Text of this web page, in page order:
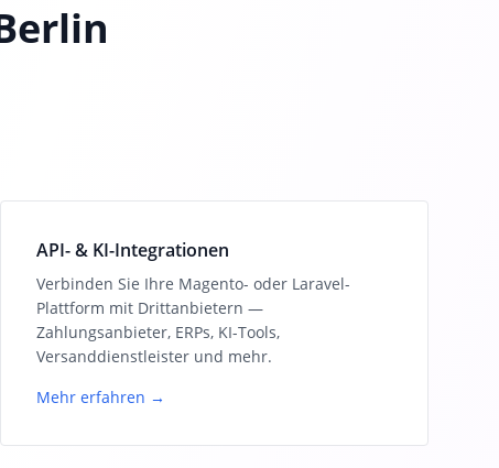
API- & KI-Integrationen
Verbinden Sie Ihre Magento- oder Laravel-
Plattform mit Drittanbietern —
Zahlungsanbieter, ERPs, KI-Tools,
Versanddienstleister und mehr.
Mehr erfahren →